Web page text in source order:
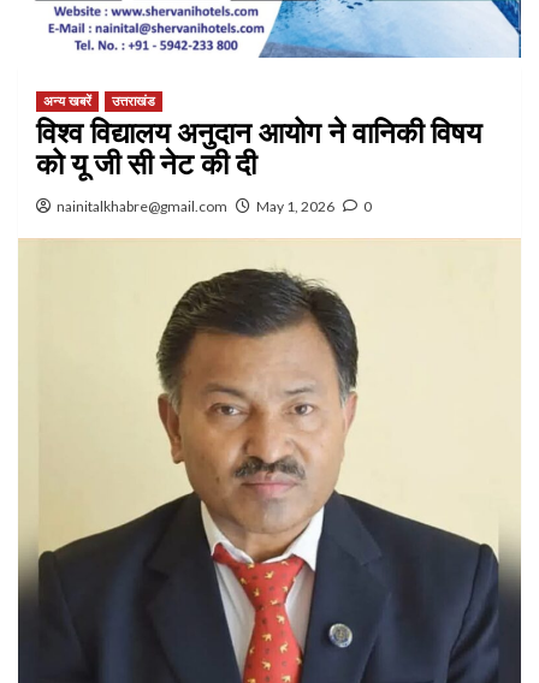
अन्य खबरें उत्तराखंड
विश्व विद्यालय अनुदान आयोग ने वानिकी विषय
को यू जी सी नेट की दी
nainitalkhabre@gmail.com May 1, 2026 0